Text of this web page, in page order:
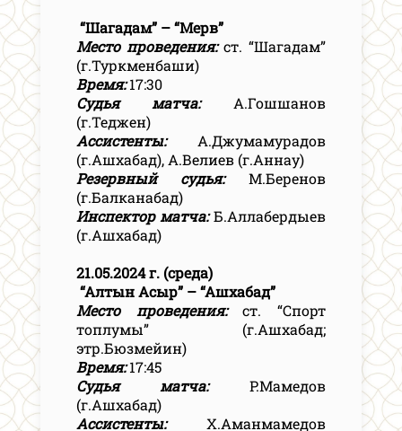
“Шагадам” – “Мерв”
Место проведения:ст. “Шагадам”
(г.Туркменбаши)
Время:17:30
Судья матча: А.Гошшанов
(г.Теджен)
Ассистенты: А.Джумамурадов
(г.Ашхабад), А.Велиев (г.Аннау)
Резервный судья:М.Беренов
(г.Балканабад)
Инспектор матча:Б.Аллабердыев
(г.Ашхабад)
21.05.2024 г. (среда)
“Алтын Асыр” – “Ашхабад”
Место проведения:ст. “Спорт
топлумы” (г.Ашхабад;
этр.Бюзмейин)
Время:17:45
Судья матча:Р.Мамедов
(г.Ашхабад)
Ассистенты: Х.Аманмамедов